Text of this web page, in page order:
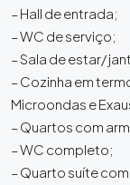
– Hall de entrada;
– WC de serviço;
– Sala de estar/
– Cozinha em
Microondas e
– Quartos com
– WC completo;
– Quarto suíte